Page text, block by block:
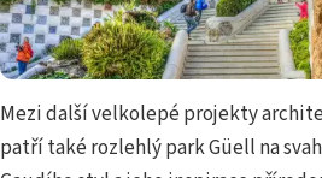
Mezi další velkolepé projekty
patří také rozlehlý park Güell na